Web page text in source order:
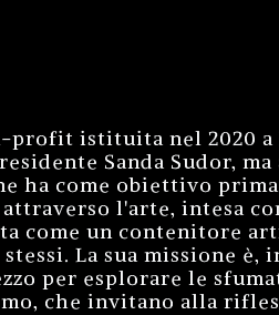
istituita nel 2020 a
Sanda Sudor,
ha come obiettivo
l'arte, intesa
come un contenitore
La sua missione è,
per esplorare le
che invitano alla